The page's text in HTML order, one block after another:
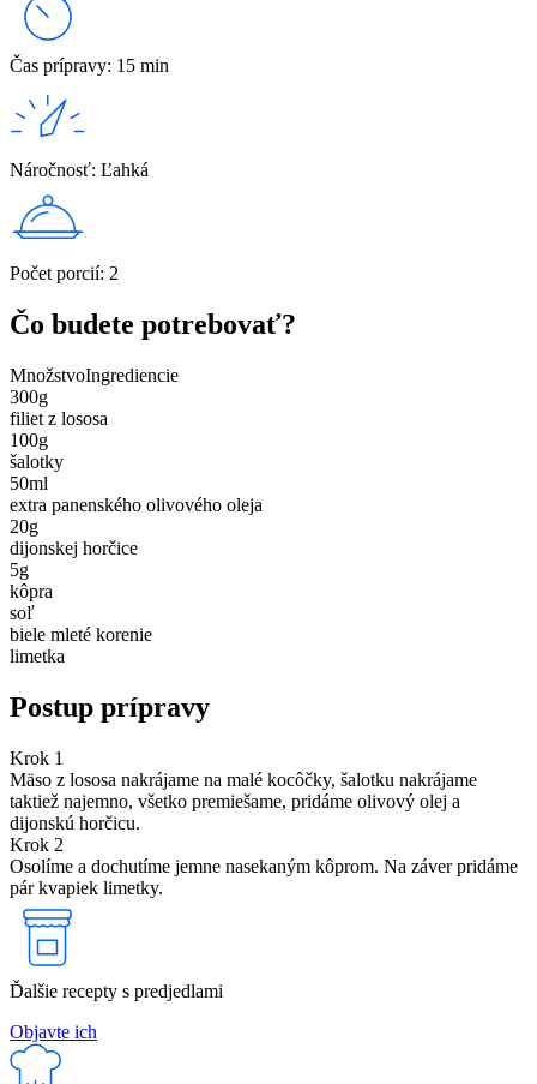
Čas prípravy: 15 min
Náročnosť: Ľahká
Počet porcií: 2
Čo budete potrebovať?
MnožstvoIngrediencie
300g
filiet z lososa
100g
šalotky
50ml
extra panenského olivového oleja
20g
dijonskej horčice
5g
kôpra
soľ
biele mleté korenie
limetka
Postup prípravy
Krok 1
Mäso z lososa nakrájame na malé kocôčky, šalotku nakrájame
taktiež najemno, všetko premiešame, pridáme olivový olej a
dijonskú horčicu.
Krok 2
Osolíme a dochutíme jemne nasekaným kôprom. Na záver pridáme
pár kvapiek limetky.
Ďalšie recepty s predjedlami
Objavte ich